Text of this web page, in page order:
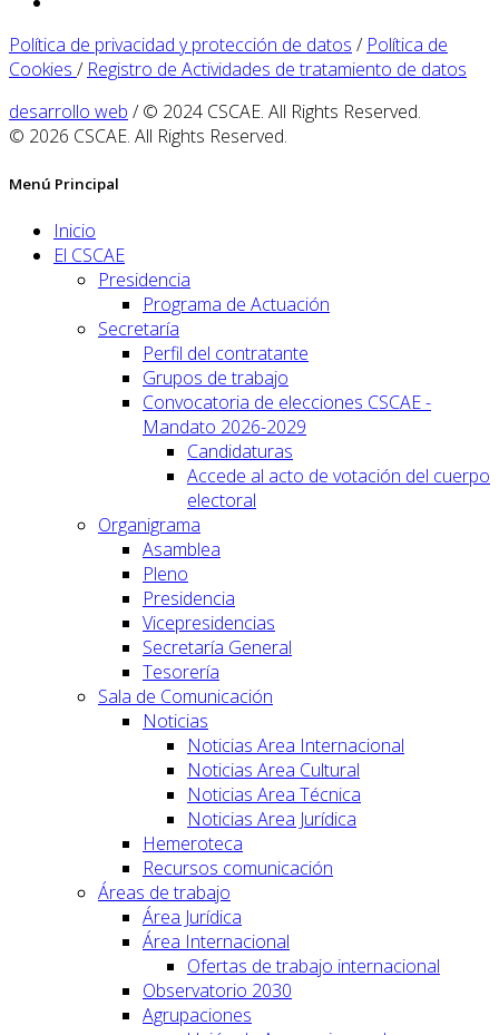
Política de privacidad y protección de datos / Política de
Cookies / Registro de Actividades de tratamiento de datos
desarrollo web / © 2024 CSCAE. All Rights Reserved.
© 2026 CSCAE. All Rights Reserved.
Menú Principal
Inicio
El CSCAE
Presidencia
Programa de Actuación
Secretaría
Perfil del contratante
Grupos de trabajo
Convocatoria de elecciones CSCAE -
Mandato 2026-2029
Candidaturas
Accede al acto de votación del cuerpo
electoral
Organigrama
Asamblea
Pleno
Presidencia
Vicepresidencias
Secretaría General
Tesorería
Sala de Comunicación
Noticias
Noticias Area Internacional
Noticias Area Cultural
Noticias Area Técnica
Noticias Area Jurídica
Hemeroteca
Recursos comunicación
Áreas de trabajo
Área Jurídica
Área Internacional
Ofertas de trabajo internacional
Observatorio 2030
Agrupaciones